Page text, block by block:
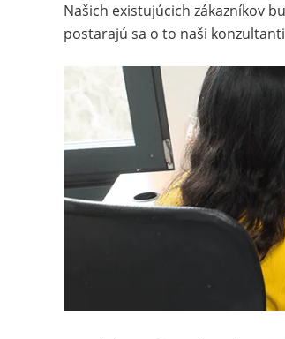
Našich existujúcich zákazníkov
postarajú sa o to naši